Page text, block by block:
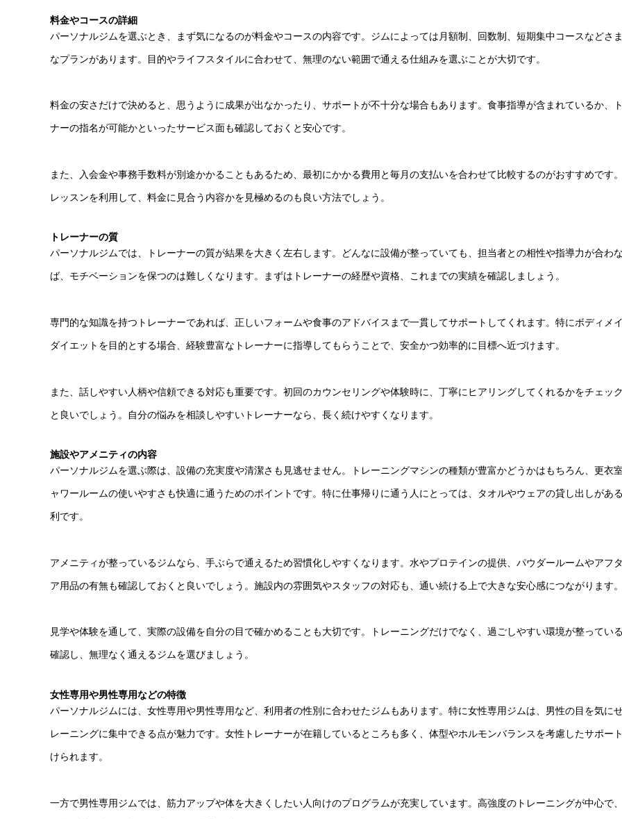
料金やコースの詳細
パーソナルジムを選ぶとき、まず気になるのが料金やコースの内容です。ジムによっては月額制、回数制、短期集中コースなどさ
なプランがあります。目的やライフスタイルに合わせて、無理のない範囲で通える仕組みを選ぶことが大切です。
料金の安さだけで決めると、思うように成果が出なかったり、サポートが不十分な場合もあります。食事指導が含まれているか、
ナーの指名が可能かといったサービス面も確認しておくと安心です。
また、入会金や事務手数料が別途かかることもあるため、最初にかかる費用と毎月の支払いを合わせて比較するのがおすすめです
レッスンを利用して、料金に見合う内容かを見極めるのも良い方法でしょう。
トレーナーの質
パーソナルジムでは、トレーナーの質が結果を大きく左右します。どんなに設備が整っていても、担当者との相性や指導力が合わ
ば、モチベーションを保つのは難しくなります。まずはトレーナーの経歴や資格、これまでの実績を確認しましょう。
専門的な知識を持つトレーナーであれば、正しいフォームや食事のアドバイスまで一貫してサポートしてくれます。特にボディメ
ダイエットを目的とする場合、経験豊富なトレーナーに指導してもらうことで、安全かつ効率的に目標へ近づけます。
また、話しやすい人柄や信頼できる対応も重要です。初回のカウンセリングや体験時に、丁寧にヒアリングしてくれるかをチェッ
と良いでしょう。自分の悩みを相談しやすいトレーナーなら、長く続けやすくなります。
施設やアメニティの内容
パーソナルジムを選ぶ際は、設備の充実度や清潔さも見逃せません。トレーニングマシンの種類が豊富かどうかはもちろん、更衣
ャワールームの使いやすさも快適に通うためのポイントです。特に仕事帰りに通う人にとっては、タオルやウェアの貸し出しがあ
利です。
アメニティが整っているジムなら、手ぶらで通えるため習慣化しやすくなります。水やプロテインの提供、パウダールームやアフ
ア用品の有無も確認しておくと良いでしょう。施設内の雰囲気やスタッフの対応も、通い続ける上で大きな安心感につながります
見学や体験を通して、実際の設備を自分の目で確かめることも大切です。トレーニングだけでなく、過ごしやすい環境が整ってい
確認し、無理なく通えるジムを選びましょう。
女性専用や男性専用などの特徴
パーソナルジムには、女性専用や男性専用など、利用者の性別に合わせたジムもあります。特に女性専用ジムは、男性の目を気に
レーニングに集中できる点が魅力です。女性トレーナーが在籍しているところも多く、体型やホルモンバランスを考慮したサポー
けられます。
一方で男性専用ジムでは、筋力アップや体を大きくしたい人向けのプログラムが充実しています。高強度のトレーニングが中心で